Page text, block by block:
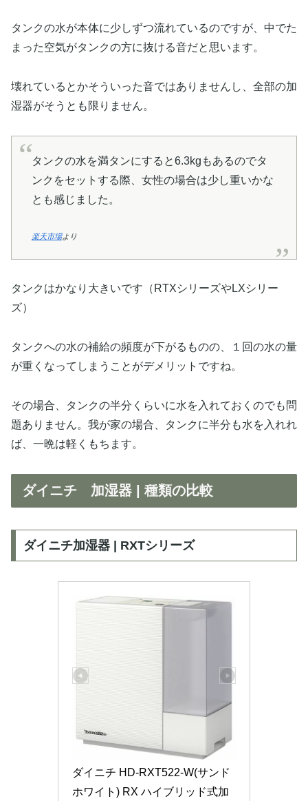
タンクの水が本体に少しずつ流れているのですが、中でた
まった空気がタンクの方に抜ける音だと思います。
壊れているとかそういった音ではありませんし、全部の加
湿器がそうとも限りません。
タンクの水を満タンにすると6.3kgもあるのでタ
ンクをセットする際、女性の場合は少し重いかな
とも感じました。
楽天市場より
タンクはかなり大きいです（RTXシリーズやLXシリー
ズ）
タンクへの水の補給の頻度が下がるものの、１回の水の量
が重くなってしまうことがデメリットですね。
その場合、タンクの半分くらいに水を入れておくのでも問
題ありません。我が家の場合、タンクに半分も水を入れれ
ば、一晩は軽くもちます。
ダイニチ 加湿器 | 種類の比較
ダイニチ加湿器 | RXTシリーズ
ダイニチ HD-RXT522-W(サンド
ホワイト) RX ハイブリッド式加